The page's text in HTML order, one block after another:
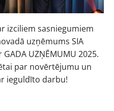
izciliem sasniegumiem
uzņēmums SIA
UZŅĒMUMU 2025.
par novērtējumu un
ieguldīto darbu!